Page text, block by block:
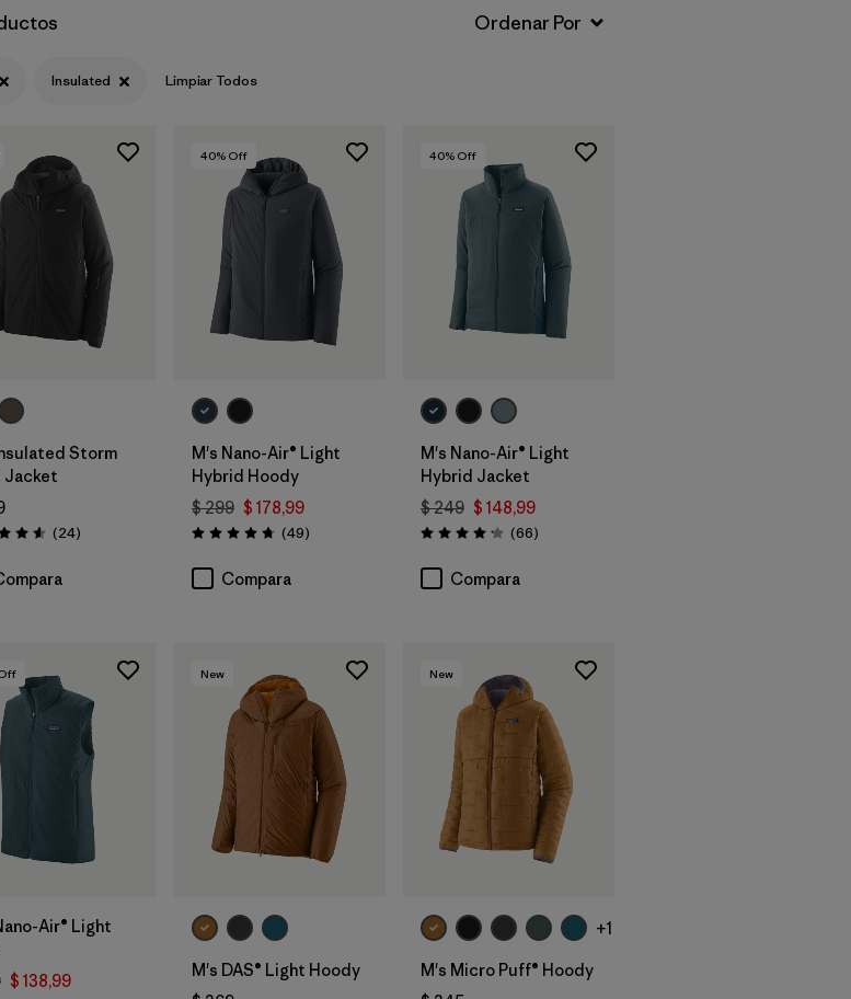
Insulated Limpiar Todos
Storm
Jacket
4.6 / 5
(24Comentarios
)
40% Off
M's Nano-Air® Light
Hybrid Hoody
$ 299 $ 178,99
Valoración: 4.8 / 5
(49Comentarios
)
Compara
40% Off
M's Nano-Air® Light
Hybrid Jacket
$ 249 $ 148,99
Valoración: 4.2 / 5
(66Comentarios
)
Compara
Air® Light
$ 138,99
New
M's DAS® Light Hoody
New
+1
M's Micro Puff® Hoody